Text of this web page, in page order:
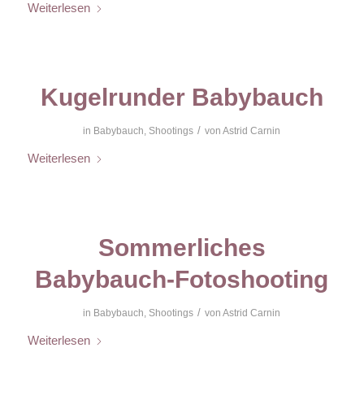
Weiterlesen
Kugelrunder Babybauch
in Babybauch, Shootings / vonAstrid Carnin
Weiterlesen
Sommerliches
Babybauch-Fotoshooting
in Babybauch, Shootings / vonAstrid Carnin
Weiterlesen